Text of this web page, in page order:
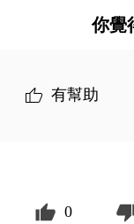
你覺
有幫助
0